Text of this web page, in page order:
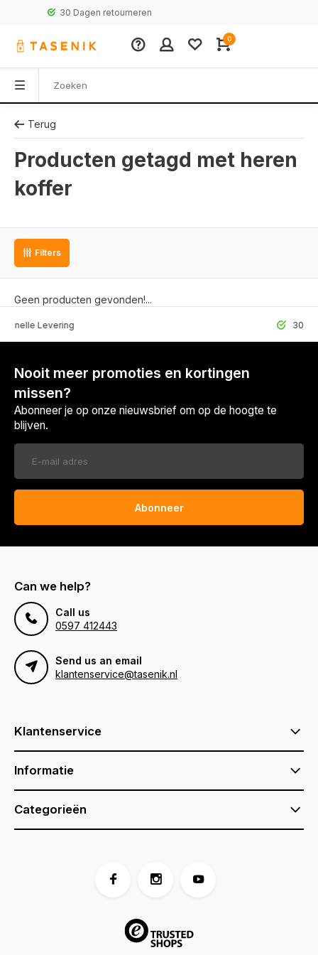
30 Dagen retourneren
0
Terug
Producten getagd met heren
koffer
Filters
Geen producten gevonden!...
Levering 30 Dagen
Nooit meer promoties en kortingen
missen?
Abonneer je op onze nieuwsbrief om op de hoogte te
blijven.
Abonneer
Can we help?
Call us
0597 412443
Send us an email
klantenservice@tasenik.nl
Klantenservice
Informatie
Categorieën